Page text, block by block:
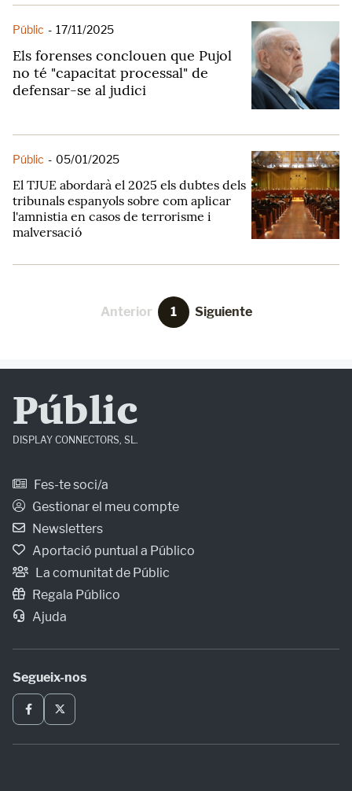
Públic - 17/11/2025
Els forenses conclouen que Pujol
no té "capacitat processal" de
defensar-se al judici
Públic - 05/01/2025
El TJUE abordarà el 2025 els dubtes dels
tribunals espanyols sobre com aplicar
l'amnistia en casos de terrorisme i
malversació
Anterior 1 Siguiente
Públic
DISPLAY CONNECTORS, SL.
Fes-te soci/a
Gestionar el meu compte
Newsletters
Aportació puntual a Público
La comunitat de Públic
Regala Público
Ajuda
Segueix-nos